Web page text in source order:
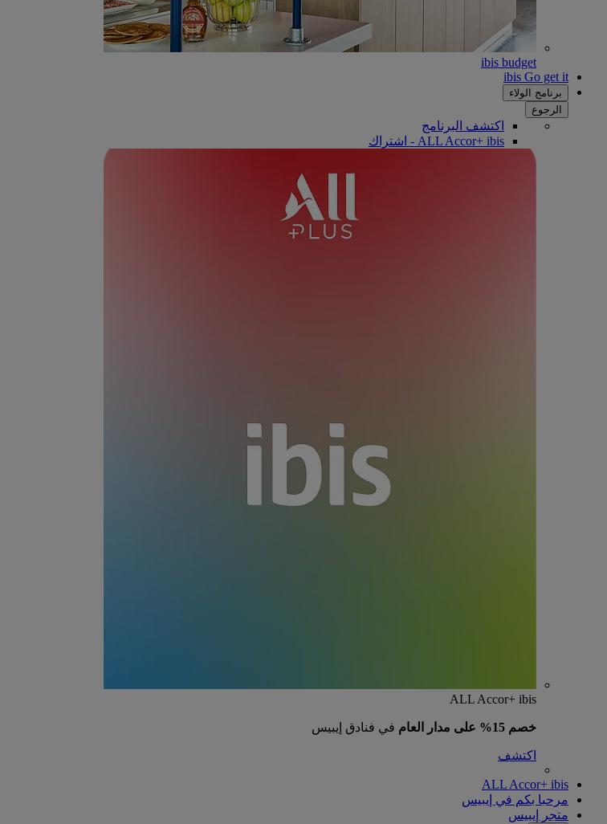
ibis budget
ibis Go get it
برنامج الولاء
الرجوع
اكتشف البرنامج
ALL Accor+ ibis - اشتراك
ALL Accor+ ibis
خصم 15% على مدار العام في فنادق إيبيس
اكتشف
ALL Accor+ ibis
مرحبا بكم في إيبيس
متجر إيبيس